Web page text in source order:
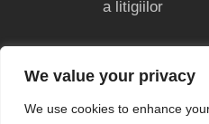
We value your privacy
We use cookies to enhance